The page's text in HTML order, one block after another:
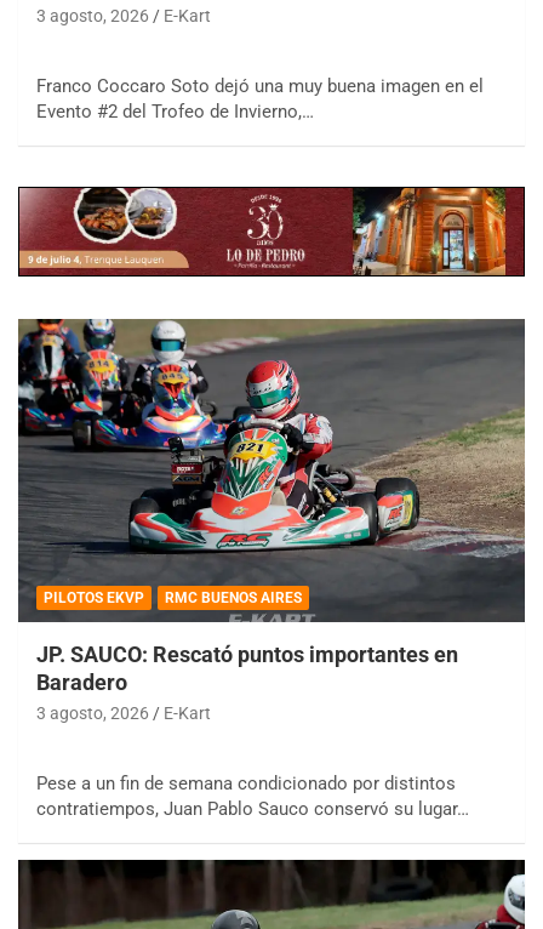
3 agosto, 2026 E-Kart
Franco Coccaro Soto dejó una muy buena imagen en el
Evento #2 del Trofeo de Invierno,…
PILOTOS EKVP RMC BUENOS AIRES
JP. SAUCO: Rescató puntos importantes en
Baradero
3 agosto, 2026 E-Kart
Pese a un fin de semana condicionado por distintos
contratiempos, Juan Pablo Sauco conservó su lugar…